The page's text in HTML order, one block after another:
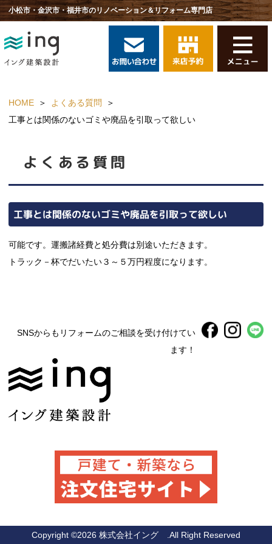
小松市・金沢市・福井市のリノベーション＆リフォーム専門店
HOME
よくある質問
工事とは関係のないゴミや廃品を引取って欲しい
よくある質問
工事とは関係のないゴミや廃品を引取って欲しい
可能です。運搬諸経費と処分費は別途いただきます。
トラック－杯でだいたい３～５万円程度になります。
SNSからもリフォームのご相談を受け付けてい
ます！
Copyright ©2026 株式会社イング .All Right Reserved